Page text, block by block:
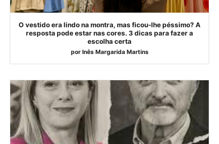
O vestido era lindo na montra, mas ficou-lhe péssimo? A
resposta pode estar nas cores. 3 dicas para fazer a
escolha certa
por Inês Margarida Martins